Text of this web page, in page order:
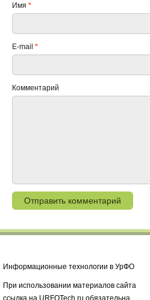
Имя *
E-mail *
Комментарий
Информационные технологии в УрФО
При использовании материалов сайта
ссылка на URFOTech.ru обязательна.